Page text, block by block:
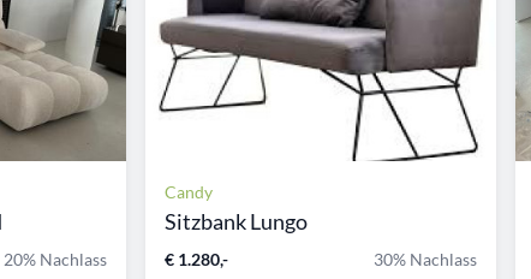
20% Nachlass
Candy
Sitzbank Lungo
€ 1.280,- 30% Nachlass